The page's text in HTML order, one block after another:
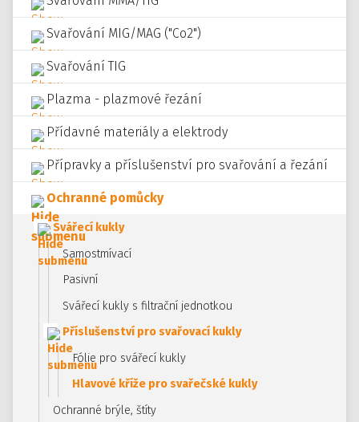
Svařování MIG/MAG ("Co2")
Svařování TIG
Plazma - plazmové řezání
Přídavné materiály a elektrody
Přípravky a příslušenství pro svařování a řezání
Ochranné pomůcky
Svářecí kukly
Samostmívací
Pasivní
Svářecí kukly s filtrační jednotkou
Příslušenství pro svařovací kukly
Fólie pro svářecí kukly
Hlavové kříže pro svařečské kukly
Ochranné brýle, štíty